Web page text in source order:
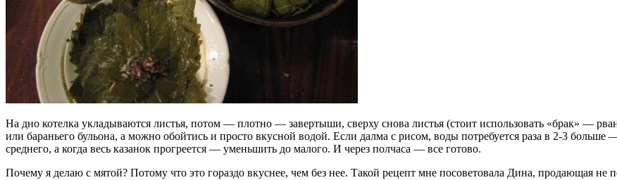
На дно котелка укладываются листья, потом — плотно — завертыши, сверху снова листья (стоит использовать «брак» —
или бараньего бульона, а можно обойтись и просто вкусной водой. Если далма с рисом, воды потребуется раза в 2-3 больше
среднего, а когда весь казанок прогреется — уменьшить до малого. И через полчаса — все готово.
Почему я делаю с мятой? Потому что это гораздо вкуснее, чем без нее. Такой рецепт мне посоветовала Дина, продающая